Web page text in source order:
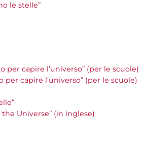
le stelle”
per capire l’universo” (per le scuole)
per capire l’universo” (per le scuole)
Universe” (in inglese)